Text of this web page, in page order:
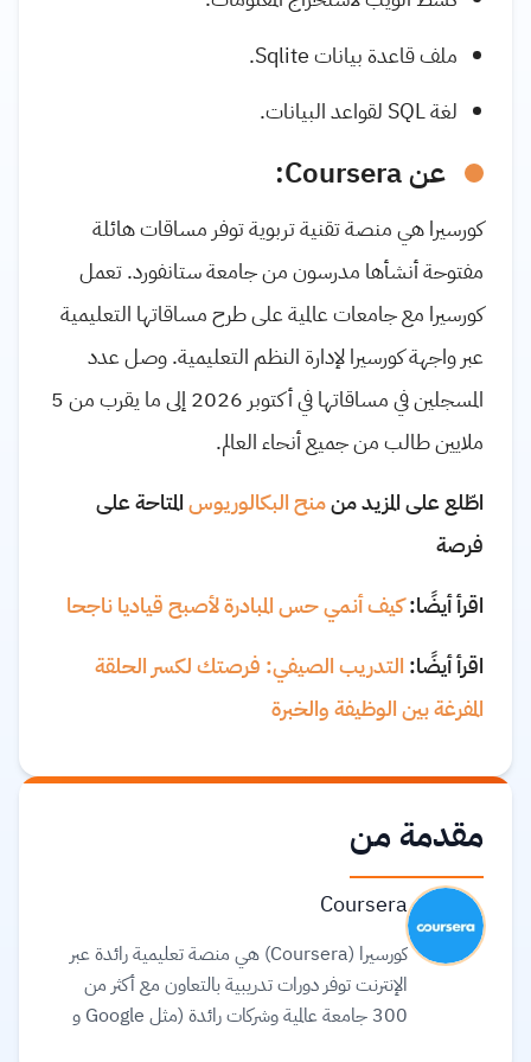
ملف قاعدة بيانات Sqlite.
لغة SQL لقواعد البيانات.
عن Coursera:
كورسيرا هي منصة تقنية تربوية توفر مساقات هائلة
مفتوحة أنشأها مدرسون من جامعة ستانفورد. تعمل
كورسيرا مع جامعات عالمية على طرح مساقاتها التعليمية
عبر واجهة كورسيرا لإدارة النظم التعليمية. وصل عدد
المسجلين في مساقاتها في أكتوبر 2026 إلى ما يقرب من 5
ملايين طالب من جميع أنحاء العالم.
اطّلع على المزيد منمنح البكالوريوسالمتاحة على
فرصة
اقرأ أيضًا:كيف أنمي حس المبادرة لأصبح قياديا ناجحا
اقرأ أيضًا: التدريب الصيفي: فرصتك لكسر الحلقة
المفرغة بين الوظيفة والخبرة
مقدمة من
Coursera
كورسيرا (Coursera) هي منصة تعليمية رائدة عبر
الإنترنت توفر دورات تدريبية بالتعاون مع أكثر من
300 جامعة عالمية وشركات رائدة (مثل Google و